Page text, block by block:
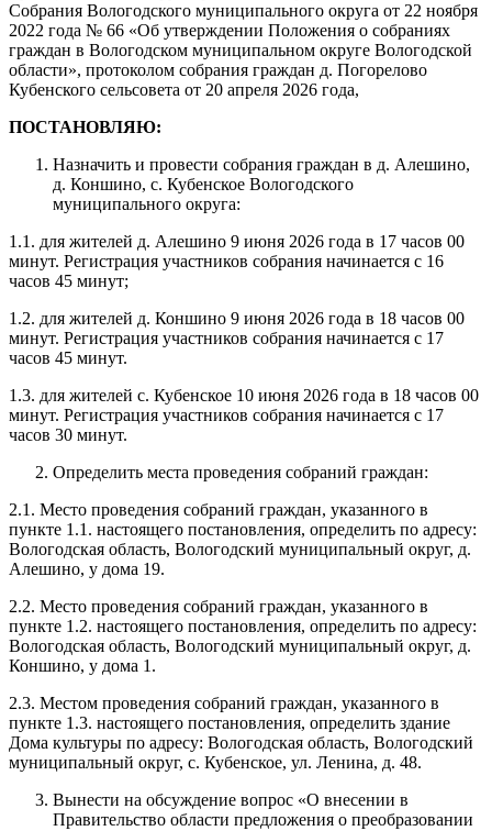
Собрания Вологодского муниципального округа от 22 ноября
2022 года № 66 «Об утверждении Положения о собраниях
граждан в Вологодском муниципальном округе Вологодской
области», протоколом собрания граждан д. Погорелово
Кубенского сельсовета от 20 апреля 2026 года,
ПОСТАНОВЛЯЮ:
Назначить и провести собрания граждан в д. Алешино,
д. Коншино, с. Кубенское Вологодского
муниципального округа:
1.1. для жителей д. Алешино 9 июня 2026 года в 17 часов 00
минут. Регистрация участников собрания начинается с 16
часов 45 минут;
1.2. для жителей д. Коншино 9 июня 2026 года в 18 часов 00
минут. Регистрация участников собрания начинается с 17
часов 45 минут.
1.3. для жителей с. Кубенское 10 июня 2026 года в 18 часов 00
минут. Регистрация участников собрания начинается с 17
часов 30 минут.
Определить места проведения собраний граждан:
2.1. Место проведения собраний граждан, указанного в
пункте 1.1. настоящего постановления, определить по адресу:
Вологодская область, Вологодский муниципальный округ, д.
Алешино, у дома 19.
2.2. Место проведения собраний граждан, указанного в
пункте 1.2. настоящего постановления, определить по адресу:
Вологодская область, Вологодский муниципальный округ, д.
Коншино, у дома 1.
2.3. Местом проведения собраний граждан, указанного в
пункте 1.3. настоящего постановления, определить здание
Дома культуры по адресу: Вологодская область, Вологодский
муниципальный округ, с. Кубенское, ул. Ленина, д. 48.
Вынести на обсуждение вопрос «О внесении в
Правительство области предложения о преобразовании